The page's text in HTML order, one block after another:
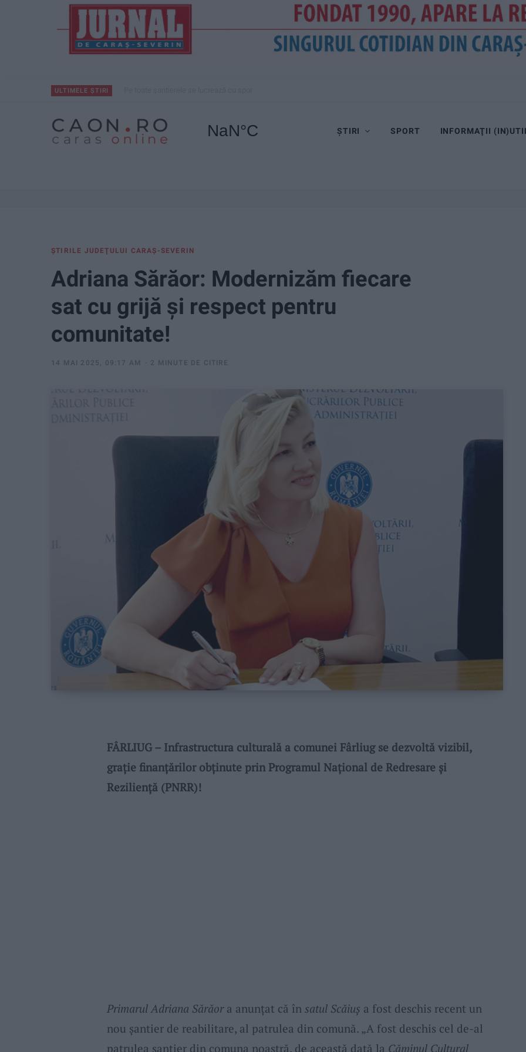
ULTIMELE ȘTIRI
ȘTIRI SPORT INFORMAŢII
ŞTIRILE JUDEŢULUI CARAŞ-SEVERIN
Adriana Sărăor: Modernizăm fiecare
sat cu grijă și respect pentru
comunitate!
14 MAI 2025, 09:17 AM 2 MINUTE DE CITIRE
FÂRLIUG – Infrastructura culturală a comunei Fârliug se dezvoltă vizibil,
grație finanțărilor obținute prin Programul Național de Redresare și
Reziliență (PNRR)!
Primarul Adriana Sărăora anunțat că în satul Scăiuș a fost deschis recent un
nou șantier de reabilitare, al patrulea din comună. „A fost deschis cel de-al
patrulea șantier din comuna noastră, de această dată la Căminul Cultural